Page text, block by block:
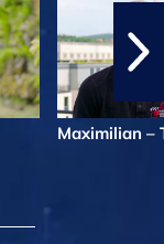
Maximilian –